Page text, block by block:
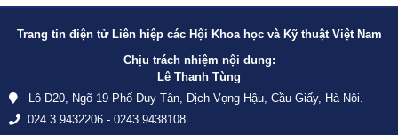
Trang tin điện tử Liên hiệp các Hội Khoa học và Kỹ thuật Việt Nam
Chịu trách nhiệm nội dung:
Lê Thanh Tùng
Lô D20, Ngõ 19 Phố Duy Tân, Dịch Vọng Hậu, Cầu Giấy, Hà Nội.
024.3.9432206 - 0243 9438108